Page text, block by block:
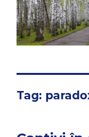
JUSTEȚE
Tag: